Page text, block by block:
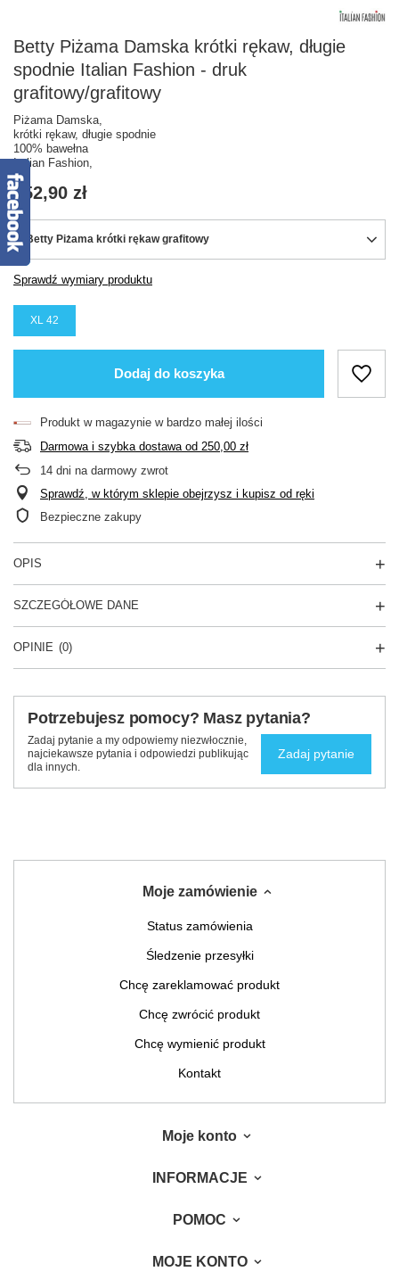
Betty Piżama Damska krótki rękaw, długie
spodnie Italian Fashion - druk
grafitowy/grafitowy
Piżama Damska,
krótki rękaw, długie spodnie
100% bawełna
Italian Fashion,
152,90 zł
Betty Piżama krótki rękaw grafitowy
Sprawdź wymiary produktu
XL 42
Dodaj do koszyka
Produkt w magazynie w bardzo małej ilości
Darmowa i szybka dostawa od 250,00 zł
14 dni na darmowy zwrot
Sprawdź, w którym sklepie obejrzysz i kupisz od ręki
Bezpieczne zakupy
OPIS
SZCZEGÓŁOWE DANE
OPINIE (0)
Potrzebujesz pomocy? Masz pytania?
Zadaj pytanie a my odpowiemy niezwłocznie,
najciekawsze pytania i odpowiedzi publikując
dla innych.
Zadaj pytanie
Moje zamówienie
Status zamówienia
Śledzenie przesyłki
Chcę zareklamować produkt
Chcę zwrócić produkt
Chcę wymienić produkt
Kontakt
Moje konto
INFORMACJE
POMOC
MOJE KONTO